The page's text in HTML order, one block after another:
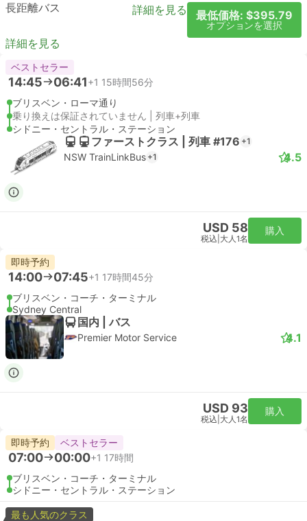
長距離バス
詳細を見る 最低価格: $395.79
オプションを選択
詳細を見る
ベストセラー
14:45 06:41+1 15時間56分
ブリスベン・ローマ通り
乗り換えは保証されていません | 列車+列車
シドニー・セントラル・ステーション
ファーストクラス | 列車 #176 +1
NSW TrainLinkBus +1 4.5
USD 58
税込 大人1名
購入
即時予約
14:00 07:45+1 17時間45分
ブリスベン・コーチ・ターミナル
Sydney Central
国内 | バス
Premier Motor Service 4.1
USD 93
税込 大人1名
購入
即時予約 ベストセラー
07:00 00:00+1 17時間
ブリスベン・コーチ・ターミナル
シドニー・セントラル・ステーション
最も人気のクラス